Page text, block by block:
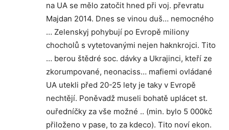
na UA se mělo zatočit hned při voj. převratu
Majdan 2014. Dnes se vinou duš… nemocného
… Zelenskyj pohybují po Evropě miliony
chocholů s vytetovanými nejen haknkrojci. Tito
… berou štědré soc. dávky a Ukrajinci, kteří ze
zkorumpované, neonaciss… mafiemi ovládané
UA utekli před 20-25 lety je taky v Evropě
nechtějí. Poněvadž museli bohatě uplácet st.
ouředníčky za vše možné .. (min. bylo 5 000kč
přiloženo v pase, to za kdeco). Tito noví ekon.